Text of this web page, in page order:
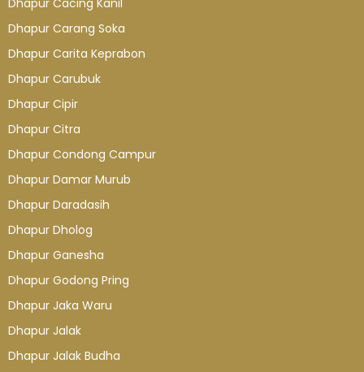
Dhapur Cacing Kanil
Dhapur Carang Soka
Dhapur Carita Keprabon
Dhapur Carubuk
Dhapur Cipir
Dhapur Citra
Dhapur Condong Campur
Dhapur Damar Murub
Dhapur Daradasih
Dhapur Dholog
Dhapur Ganesha
Dhapur Godong Pring
Dhapur Jaka Waru
Dhapur Jalak
Dhapur Jalak Budha